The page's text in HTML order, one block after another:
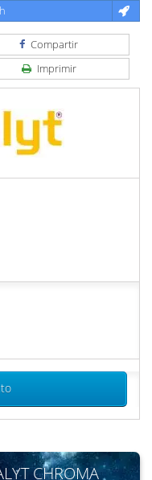
Compartir
Imprimir
CHROMA